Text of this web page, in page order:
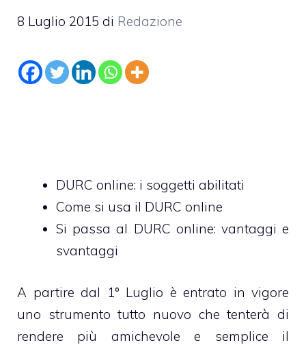
8 Luglio 2015 di Redazione
DURC online: i soggetti abilitati
Come si usa il DURC online
Si passa al DURC online: vantaggi e
svantaggi
A partire dal 1° Luglio è entrato in vigore
uno strumento tutto nuovo che tenterà di
rendere più amichevole e semplice il